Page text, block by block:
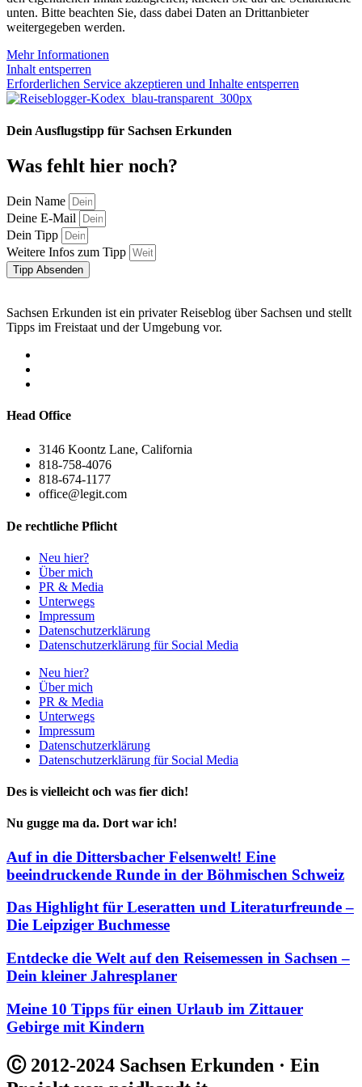
unten. Bitte beachten Sie, dass dabei Daten an Drittanbieter
weitergegeben werden.
Mehr Informationen
Inhalt entsperren
Erforderlichen Service akzeptieren und Inhalte entsperren
Dein Ausflugstipp für Sachsen Erkunden
Was fehlt hier noch?
Dein Name
Deine E-Mail
Dein Tipp
Weitere Infos zum Tipp
Tipp Absenden
Sachsen Erkunden ist ein privater Reiseblog über Sachsen und stellt
Tipps im Freistaat und der Umgebung vor.
Head Office
3146 Koontz Lane, California
818-758-4076
818-674-1177
office@legit.com
De rechtliche Pflicht
Neu hier?
Über mich
PR & Media
Unterwegs
Impressum
Datenschutzerklärung
Datenschutzerklärung für Social Media
Neu hier?
Über mich
PR & Media
Unterwegs
Impressum
Datenschutzerklärung
Datenschutzerklärung für Social Media
Des is vielleicht och was fier dich!
Nu gugge ma da. Dort war ich!
Auf in die Dittersbacher Felsenwelt! Eine
beeindruckende Runde in der Böhmischen Schweiz
Das Highlight für Leseratten und Literaturfreunde –
Die Leipziger Buchmesse
Entdecke die Welt auf den Reisemessen in Sachsen –
Dein kleiner Jahresplaner
Meine 10 Tipps für einen Urlaub im Zittauer
Gebirge mit Kindern
Ⓒ 2012-2024 Sachsen Erkunden · Ein